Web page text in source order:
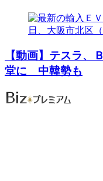
【動画】テスラ
堂に 中韓勢も